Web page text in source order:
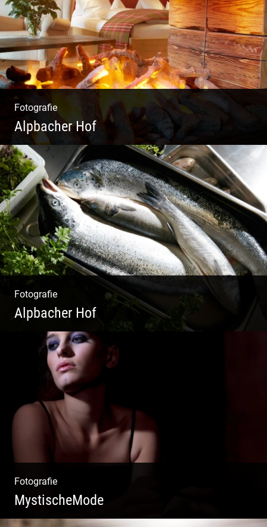
Fotografie
Alpbacher Hof
Liebevolles Design | Moderne Zimmer |
Luxuriöser Spa | Alpiner Stil
Fotografie
Alpbacher Hof
Vorzügliche Weine | Gourmet Küche | Feiste
Kulinarik | Genuss Urlaub
Fotografie
MystischeMode